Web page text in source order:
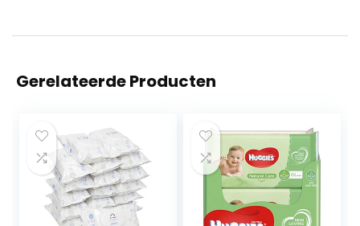
Gerelateerde Producten